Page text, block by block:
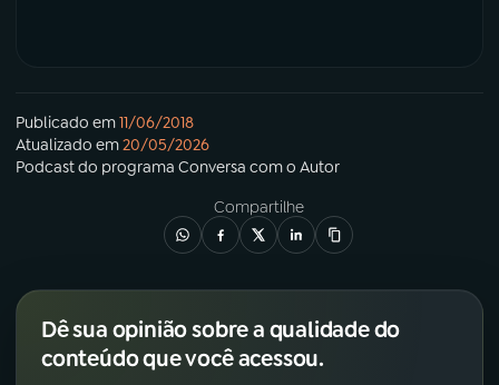
Publicado em11/06/2018
Atualizado em20/05/2026
Podcastdo programa Conversa com o Autor
Compartilhe
Dê sua opinião sobre a qualidade do
conteúdo que você acessou.